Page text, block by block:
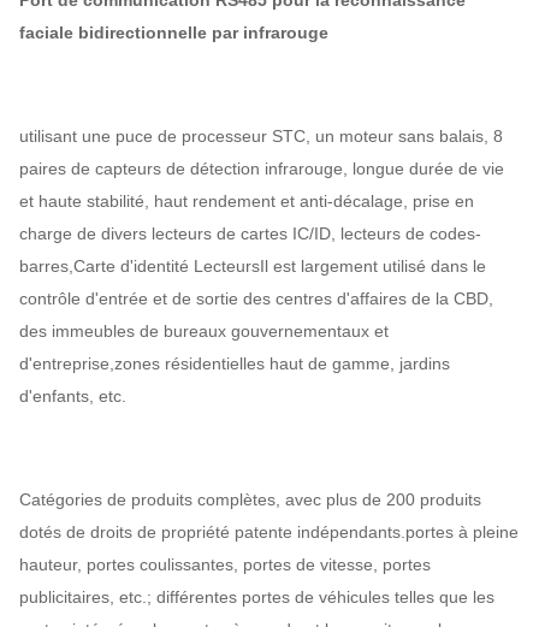
faciale bidirectionnelle par infrarouge
utilisant une puce de processeur STC, un moteur sans balais, 8
paires de capteurs de détection infrarouge, longue durée de vie
et haute stabilité, haut rendement et anti-décalage, prise en
charge de divers lecteurs de cartes IC/ID, lecteurs de codes-
barres,Carte d'identité LecteursIl est largement utilisé dans le
contrôle d'entrée et de sortie des centres d'affaires de la CBD,
des immeubles de bureaux gouvernementaux et
d'entreprise,zones résidentielles haut de gamme, jardins
d'enfants, etc.
Catégories de produits complètes, avec plus de 200 produits
dotés de droits de propriété patente indépendants.portes à pleine
hauteur, portes coulissantes, portes de vitesse, portes
publicitaires, etc.; différentes portes de véhicules telles que les